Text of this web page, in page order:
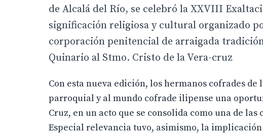
de Alcalá del Río, se celebró la XXVIII
significación religiosa y cultural organizado
corporación penitencial de arraigada
Quinario al Stmo. Cristo de la Vera-cruz
Con esta nueva edición, los hermanos cofrades
parroquial y al mundo cofrade ilipense una
Cruz, en un acto que se consolida como una de
Especial relevancia tuvo, asimismo, la